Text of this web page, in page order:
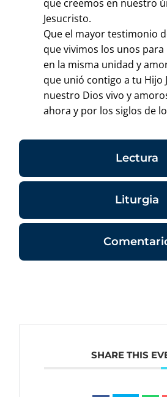
que creemos en nuestro
Jesucristo.
Que el mayor testimonio
que vivimos los unos
en la misma unidad y
que unió contigo a tu Hijo
nuestro Dios vivo y
ahora y por los siglos de
Lectura
Liturgia
SHARE THIS